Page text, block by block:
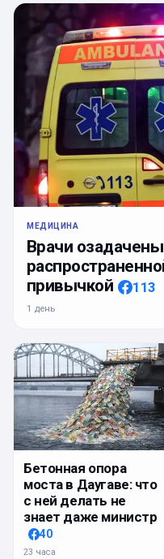
МЕДИЦИНА
Врачи
привычкой
113
1 день
Бетонная опора
моста в Даугаве: что
с ней делать не
знает даже министр
40
23 часа